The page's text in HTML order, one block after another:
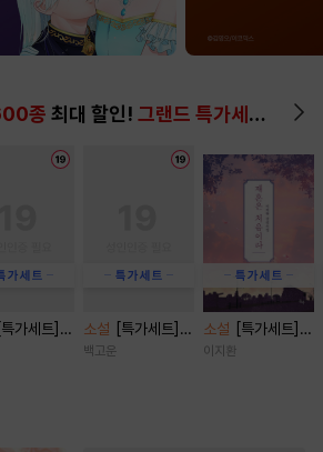
종 최대 할인! 그랜드 특가세트
[특가세트]
밀도 [단행
소설
[특가세트]
아내 파업 [삽화
백고운
소설
[특가세트]
재혼은 처음이라
이지환